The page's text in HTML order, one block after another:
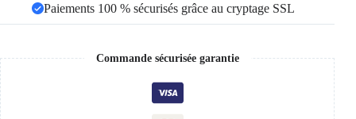
Paiements 100 % sécurisés grâce au cryptage SSL
Commande sécurisée garantie